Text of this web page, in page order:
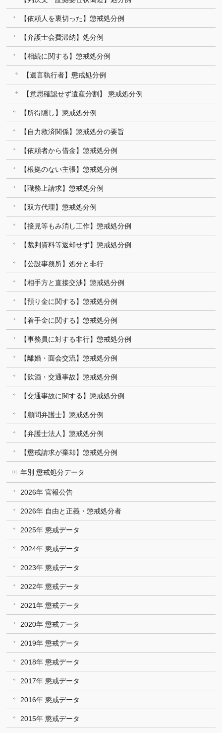
【依頼人を裏切った】懲戒処分例
【弁護士会費滞納】処分例
【相続に関する】懲戒処分例
【遺言執行者】懲戒処分例
【意思確認せず遺産分割】 懲戒処分例
【所得隠し】懲戒処分例
【自力救済関係】懲戒処分の要旨
【依頼者から借金】懲戒処分例
【根拠のない主張】懲戒処分例
【職務上請求】懲戒処分例
【双方代理】懲戒処分例
【接見等もみ消し工作】懲戒処分例
【裁判資料等返却せず】懲戒処分例
【公設事務所】処分と非行
【相手方と直接交渉】懲戒処分例
【預り金に関する】懲戒処分例
【着手金に関する】懲戒処分例
【事務員に対する非行】懲戒処分例
【離婚・面会交流】懲戒処分例
【飲酒・交通事故】懲戒処分例
【交通事故に関する】懲戒処分例
【顧問弁護士】懲戒処分例
【弁護士法人】懲戒処分例
【懲戒請求が棄却】懲戒処分例
年別 懲戒処分データ
2026年 官報公告
2026年 自由と正義・懲戒処分者
2025年 懲戒データ
2024年 懲戒データ
2023年 懲戒データ
2022年 懲戒データ
2021年 懲戒データ
2020年 懲戒データ
2019年 懲戒データ
2018年 懲戒データ
2017年 懲戒データ
2016年 懲戒データ
2015年 懲戒データ